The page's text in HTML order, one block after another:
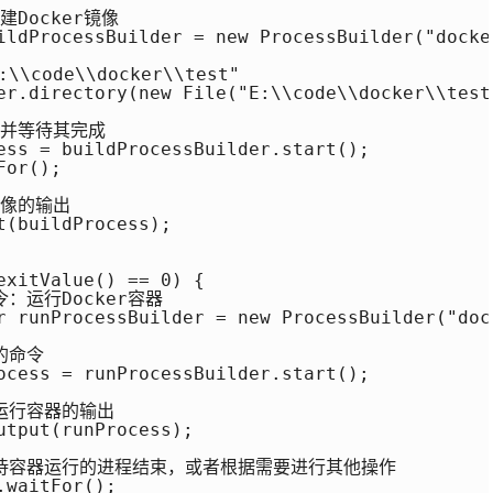
Docker镜像
= new
等待其完成
= buildProcessBuilder.start();
的输出
== 0) {
运行Docker容器
runProcessBuilder = new
命令
= runProcessBuilder.start();
容器的输出
运行的进程结束，或者根据需要进行其他操作